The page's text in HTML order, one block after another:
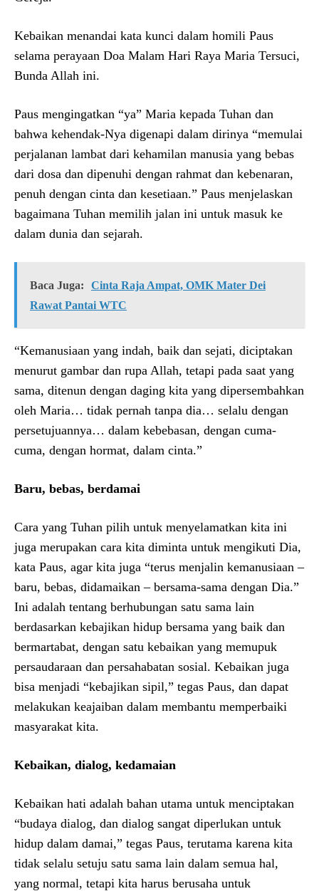
Kebaikan menandai kata kunci dalam homili Paus
selama perayaan Doa Malam Hari Raya Maria Tersuci,
Bunda Allah ini.
Paus mengingatkan “ya” Maria kepada Tuhan dan
bahwa kehendak-Nya digenapi dalam dirinya “memulai
perjalanan lambat dari kehamilan manusia yang bebas
dari dosa dan dipenuhi dengan rahmat dan kebenaran,
penuh dengan cinta dan kesetiaan.” Paus menjelaskan
bagaimana Tuhan memilih jalan ini untuk masuk ke
dalam dunia dan sejarah.
Baca Juga:
Cinta Raja Ampat, OMK Mater Dei
Rawat Pantai WTC
“Kemanusiaan yang indah, baik dan sejati, diciptakan
menurut gambar dan rupa Allah, tetapi pada saat yang
sama, ditenun dengan daging kita yang dipersembahkan
oleh Maria… tidak pernah tanpa dia… selalu dengan
persetujuannya… dalam kebebasan, dengan cuma-
cuma, dengan hormat, dalam cinta.”
Baru, bebas, berdamai
Cara yang Tuhan pilih untuk menyelamatkan kita ini
juga merupakan cara kita diminta untuk mengikuti Dia,
kata Paus, agar kita juga “terus menjalin kemanusiaan –
baru, bebas, didamaikan – bersama-sama dengan Dia.”
Ini adalah tentang berhubungan satu sama lain
berdasarkan kebajikan hidup bersama yang baik dan
bermartabat, dengan satu kebaikan yang memupuk
persaudaraan dan persahabatan sosial. Kebaikan juga
bisa menjadi “kebajikan sipil,” tegas Paus, dan dapat
melakukan keajaiban dalam membantu memperbaiki
masyarakat kita.
Kebaikan, dialog, kedamaian
Kebaikan hati adalah bahan utama untuk menciptakan
“budaya dialog, dan dialog sangat diperlukan untuk
hidup dalam damai,” tegas Paus, terutama karena kita
tidak selalu setuju satu sama lain dalam semua hal,
yang normal, tetapi kita harus berusaha untuk